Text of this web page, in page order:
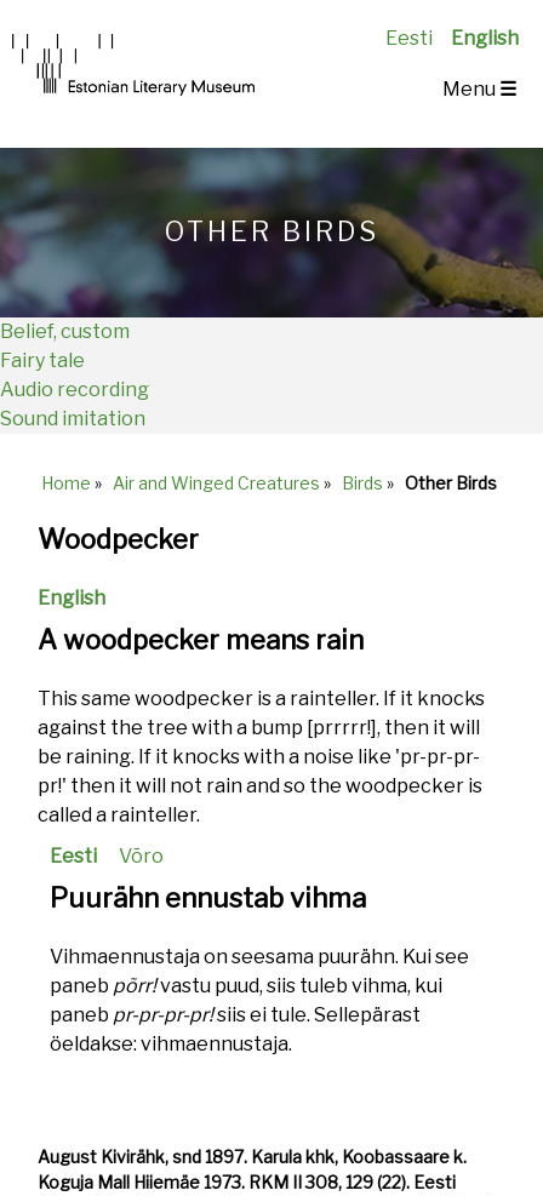
Eesti English
Main
EN
Menu ☰
OTHER BIRDS
Belief, custom
Fairy tale
Audio recording
Sound imitation
Home » Air and Winged Creatures » Birds » Other Birds
Woodpecker
English
A woodpecker means rain
This same woodpecker is a rainteller. If it knocks
against the tree with a bump [prrrrr!], then it will
be raining. If it knocks with a noise like 'pr-pr-pr-
pr!' then it will not rain and so the woodpecker is
called a rainteller.
Eesti
Võro
Puurähn ennustab vihma
Vihmaennustaja on seesama puurähn. Kui see
paneb põrr!vastu puud, siis tuleb vihma, kui
paneb pr-pr-pr-pr!siis ei tule. Sellepärast
öeldakse: vihmaennustaja.
August Kivirähk, snd 1897. Karula khk, Koobassaare k.
Koguja Mall Hiiemäe 1973. RKM II 308, 129 (22). Eesti